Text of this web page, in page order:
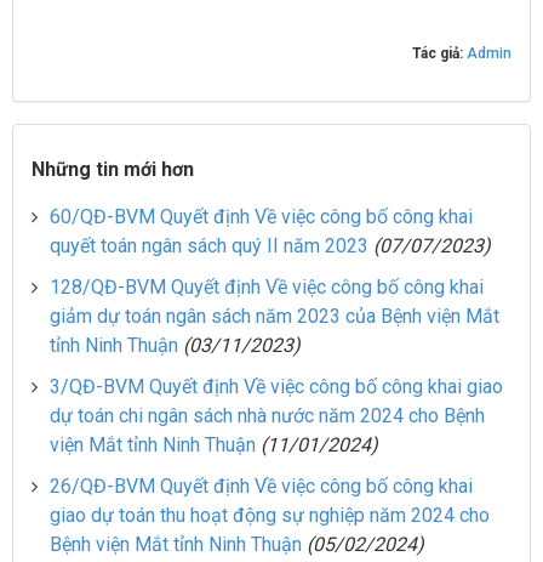
Tác giả: Admin
Những tin mới hơn
60/QĐ-BVM Quyết định Về việc công bố công khai
quyết toán ngân sách quý II năm 2023 (07/07/2023)
128/QĐ-BVM Quyết định Về việc công bố công khai
giảm dự toán ngân sách năm 2023 của Bệnh viện Mắt
tỉnh Ninh Thuận (03/11/2023)
3/QĐ-BVM Quyết định Về việc công bố công khai giao
dự toán chi ngân sách nhà nước năm 2024 cho Bệnh
viện Mắt tỉnh Ninh Thuận (11/01/2024)
26/QĐ-BVM Quyết định Về việc công bố công khai
giao dự toán thu hoạt động sự nghiệp năm 2024 cho
Bệnh viện Mắt tỉnh Ninh Thuận (05/02/2024)